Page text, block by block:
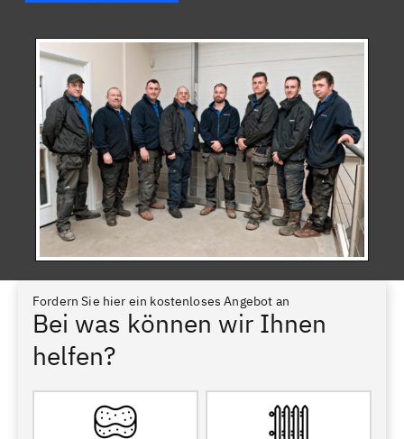
Fordern Sie hier ein kostenloses Angebot an
Bei was können wir Ihnen
helfen?